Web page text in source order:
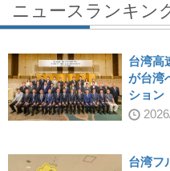
ニュースランキン
台湾高
が台湾
ション
台湾フ